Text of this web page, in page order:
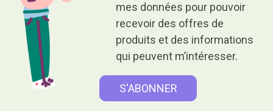
mes données pour pouvoir
recevoir des offres de
produits et des informations
qui peuvent m’intéresser.